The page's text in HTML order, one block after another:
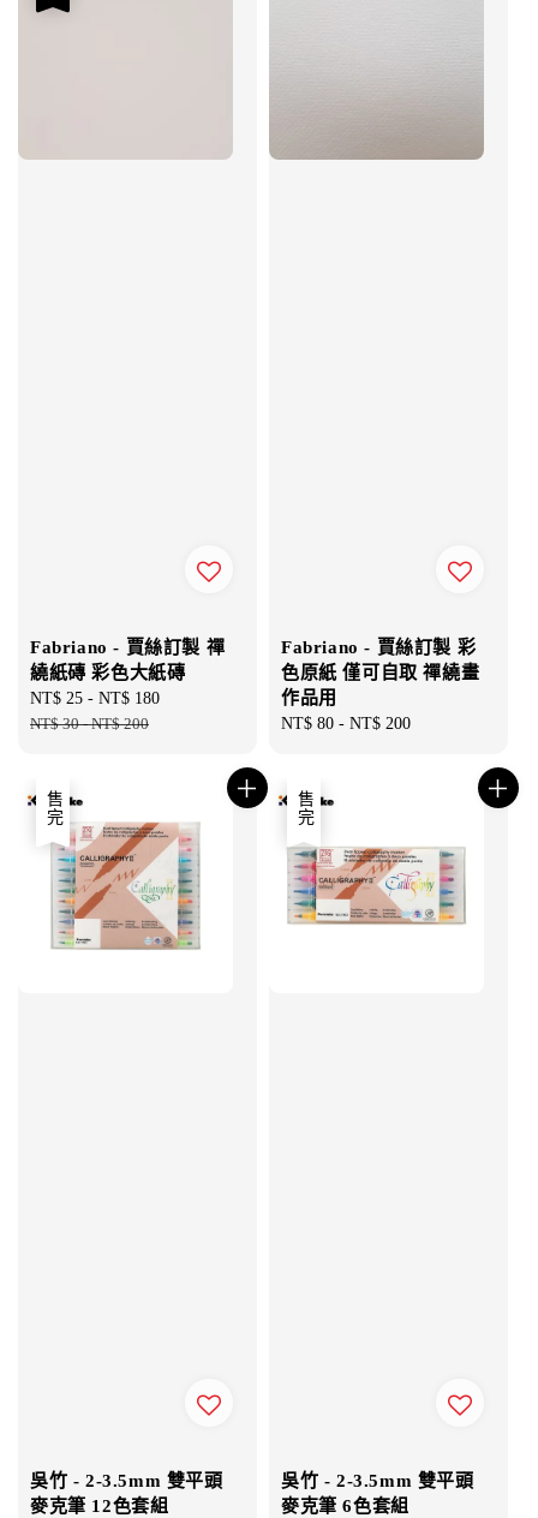
Fabriano - 賈絲訂製 禪
繞紙磚 彩色大紙磚
Sale
price
NT$ 25 - NT$ 180
NT$ 30-NT$ 200
Fabriano - 賈絲訂製 彩
色原紙 僅可自取 禪繞畫
作品用
Regular
NT$ 80 - NT$ 200
售完
吳竹 - 2-3.5mm 雙平頭
麥克筆 12色套組
售完
吳竹 - 2-3.5mm 雙平頭
麥克筆 6色套組